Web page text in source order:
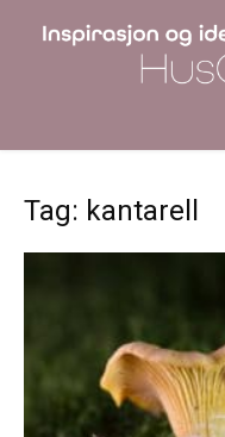
Tag: kantarell